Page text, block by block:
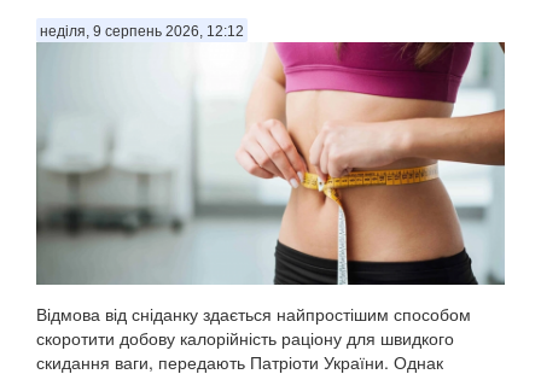
неділя, 9 серпень 2026, 12:12
Відмова від сніданку здається найпростішим способом
скоротити добову калорійність раціону для швидкого
скидання ваги, передають Патріоти України. Однак